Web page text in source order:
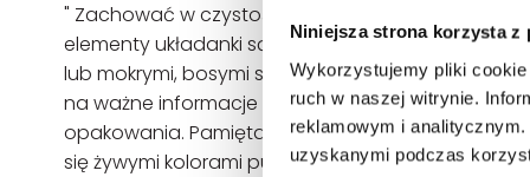
Niniejsza strona korzysta z
Wykorzystujemy pliki
ruch w naszej witrynie.
reklamowym i
uzyskanymi podczas
" Zachować w czystości. W razie potrzeby
elementy układanki są mokre, przed użyciem
lub mokrymi, bosymi stopami. Opakowanie nie
na ważne informacje na nim zawarte. Przed
opakowania. Pamiętaj, aby nigdy nie zostawiać
się żywymi kolorami puzzlopianek, zaleca się